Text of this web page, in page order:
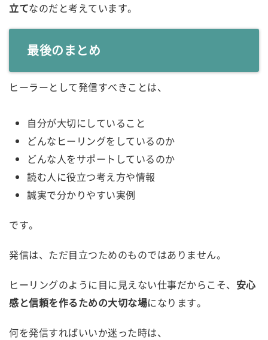
立てなのだと考えています。
最後のまとめ
ヒーラーとして発信すべきことは、
自分が大切にしていること
どんなヒーリングをしているのか
どんな人をサポートしているのか
読む人に役立つ考え方や情報
誠実で分かりやすい実例
です。
発信は、ただ目立つためのものではありません。
ヒーリングのように目に見えない仕事だからこそ、 安心
感と信頼を作るための大切な場になります。
何を発信すればいいか迷った時は、